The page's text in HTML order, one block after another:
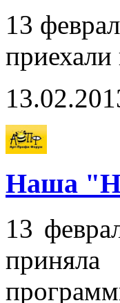
13
Наша
13